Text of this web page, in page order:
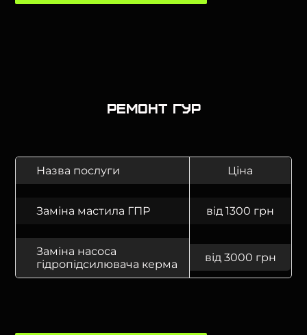
Ремонт ГУР
Назва послуги Ціна
Заміна мастила ГПР від 1300 грн
Заміна насоса
гідропідсилювача керма
від 3000 грн